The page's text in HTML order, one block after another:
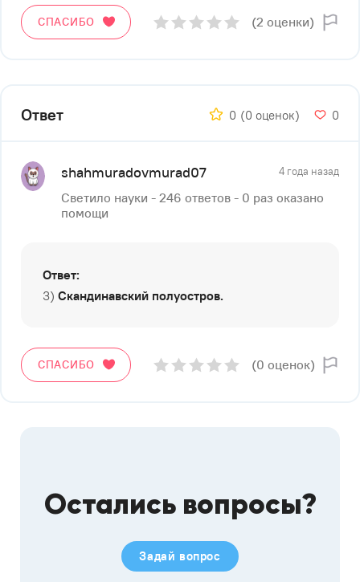
СПАСИБО (2 оценки)
Ответ 0 (0 оценок) 0
shahmuradovmurad07 4 года назад
Светило науки - 246 ответов - 0 раз оказано
помощи
Ответ:
3) Скандинавский полуостров.
СПАСИБО (0 оценок)
Остались вопросы?
Задай вопрос